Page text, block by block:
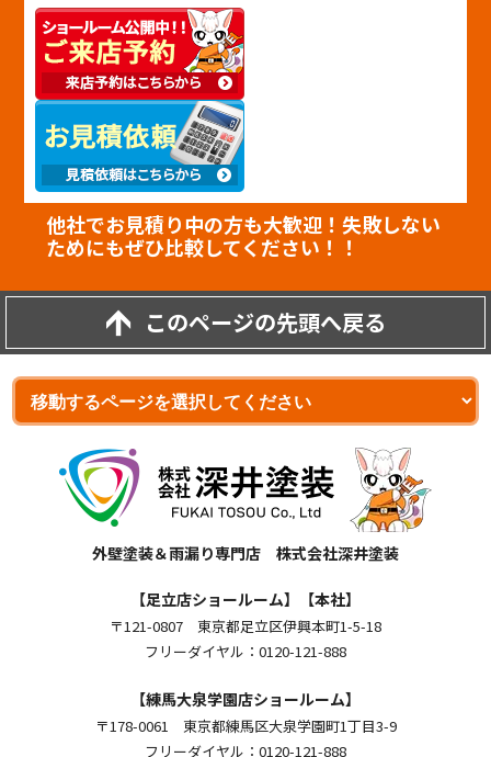
他社でお見積り中の方も大歓迎！失敗しない
ためにもぜひ比較してください！！
このページの先頭へ戻る
外壁塗装＆雨漏り専門店 株式会社深井塗装
【足立店ショールーム】【本社】
〒121-0807 東京都足立区伊興本町1-5-18
フリーダイヤル：0120-121-888
【練馬大泉学園店ショールーム】
〒178-0061 東京都練馬区大泉学園町1丁目3-9
フリーダイヤル：0120-121-888